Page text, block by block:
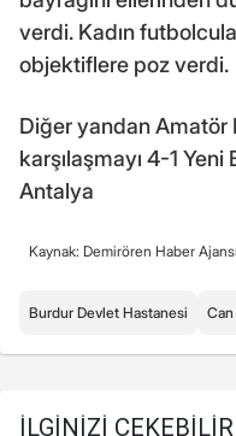
verdi. Kadın
objektiflere poz verdi.
Diğer yandan Amatör
karşılaşmayı 4-1
Antalya
Kaynak: Demirören Haber Ajansı
Burdur Devlet Hastanesi